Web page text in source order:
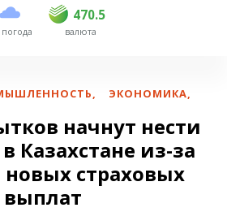
погода
470.5
USD 468.5 470.5
EUR валюта
, ЭКОНОМИКА,
начнут нести
Казахстане из-за
страховых
выплат